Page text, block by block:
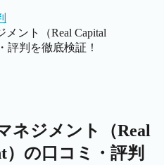
ント（Real Capital
評判を徹底検証！
ネジメント（Real
）の口コミ・評判